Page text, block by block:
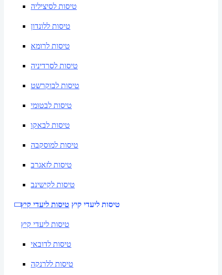
טיסות לסיציליה
טיסות ללונדון
טיסות לרומא
טיסות לסרדיניה
טיסות לבוקרשט
טיסות לבטומי
טיסות לבאקו
טיסות למוסקבה
טיסות לזאגרב
טיסות לקישינב
טיסות ליעדי קיץ טיסות ליעדי קיץ
טיסות ליעדי קיץ
טיסות לדובאי
טיסות ללרנקה